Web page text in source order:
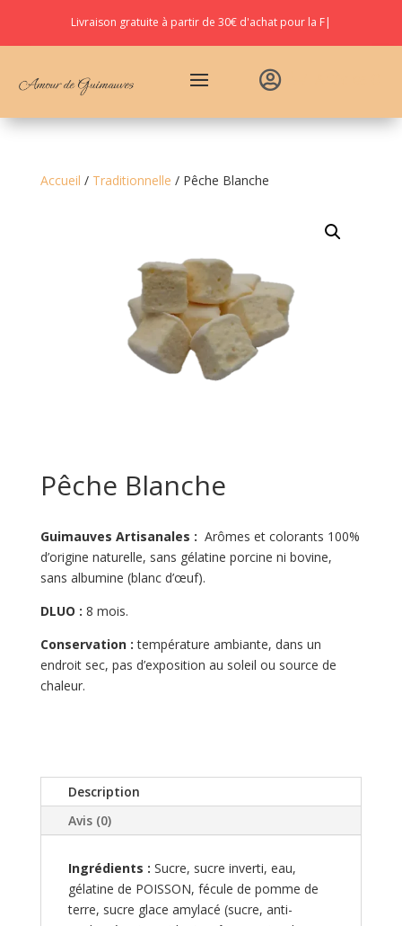
Livraison gratuite à partir de 30€ d'achat pour la Fra

Accueil / Traditionnelle / Pêche Blanche
Pêche Blanche
Guimauves Artisanales : Arômes et colorants 100%
d’origine naturelle, sans gélatine porcine ni bovine,
sans albumine (blanc d’œuf).
DLUO : 8 mois.
Conservation : température ambiante, dans un
endroit sec, pas d’exposition au soleil ou source de
chaleur.
Description
Avis (0)
Ingrédients : Sucre, sucre inverti, eau,
gélatine de POISSON, fécule de pomme de
terre, sucre glace amylacé (sucre, anti-